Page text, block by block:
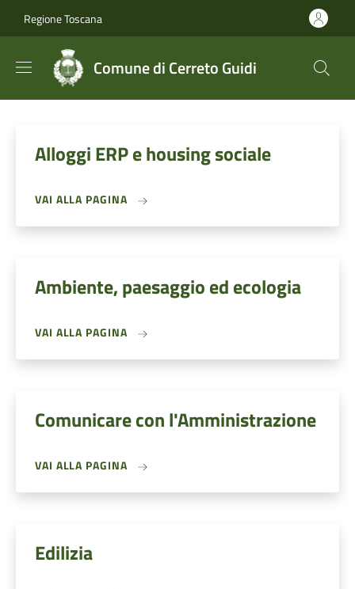
Regione Toscana
Comune di Cerreto Guidi
Alloggi ERP e housing sociale
VAI ALLA PAGINA
Ambiente, paesaggio ed ecologia
VAI ALLA PAGINA
Comunicare con l'Amministrazione
VAI ALLA PAGINA
Edilizia